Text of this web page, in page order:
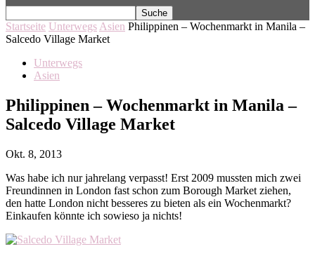
Startseite Unterwegs Asien Philippinen – Wochenmarkt in Manila –
Salcedo Village Market
Unterwegs
Asien
Philippinen – Wochenmarkt in Manila –
Salcedo Village Market
Okt. 8, 2013
Was habe ich nur jahrelang verpasst! Erst 2009 mussten mich zwei
Freundinnen in London fast schon zum Borough Market ziehen,
den hatte London nicht besseres zu bieten als ein Wochenmarkt?
Einkaufen könnte ich sowieso ja nichts!